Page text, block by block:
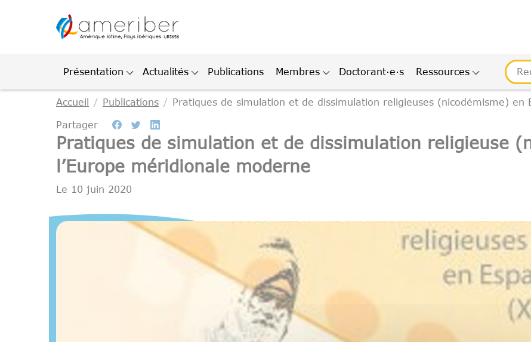
Présentation Actualités Publications Membres Doctorant·e·s Ressources
Accueil Publications Pratiques de simulation et de dissimulation religieuses (nicodémisme)
Partager
Pratiques de simulation et de dissimulation religieuse
l’Europe méridionale moderne
Le 10 juin 2020